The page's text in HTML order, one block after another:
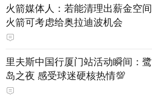
火箭媒体人：若能清理出薪金空间
火箭可考虑给奥拉迪波机会
里夫斯中国行厦门站活动瞬间：鹭
岛之夜 感受球迷硬核热情💯